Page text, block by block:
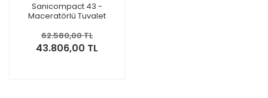
Sanicompact 43 -
Maceratörlü Tuvalet
62.580,00 TL
43.806,00 TL